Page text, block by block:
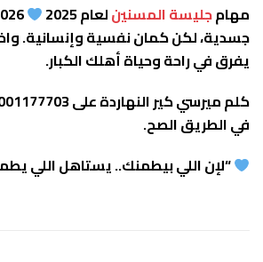
مهامجليسة المسنينلعام 2025
جسدية، لكن كمان نفسية وإنسانية.
يفرق في راحة وحياة أهلك الكبار.
في الطريق الصح.
“لإن اللي بيطمنك.. يستاهل اللي